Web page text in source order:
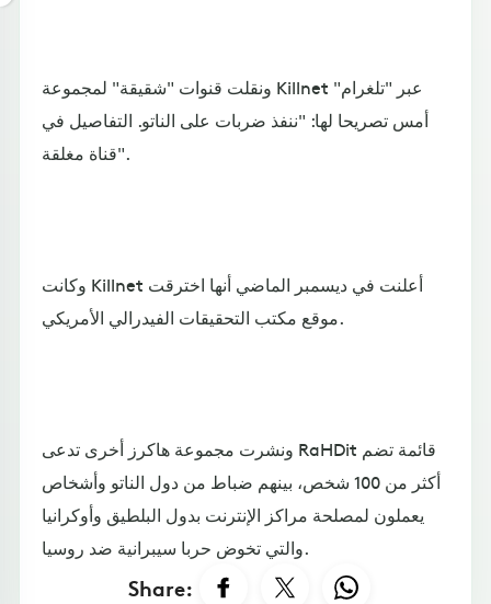
ونقلت قنوات "شقيقة" لمجموعة Killnet عبر "تلغرام"
أمس تصريحا لها: "ننفذ ضربات على الناتو. التفاصيل في
قناة مغلقة".
وكانت Killnet أعلنت في ديسمبر الماضي أنها اخترقت
موقع مكتب التحقيقات الفيدرالي الأمريكي.
ونشرت مجموعة هاكرز أخرى تدعى RaHDit قائمة تضم
أكثر من 100 شخص، بينهم ضباط من دول الناتو وأشخاص
يعملون لمصلحة مراكز الإنترنت بدول البلطيق وأوكرانيا
والتي تخوض حربا سيبرانية ضد روسيا.
Share: